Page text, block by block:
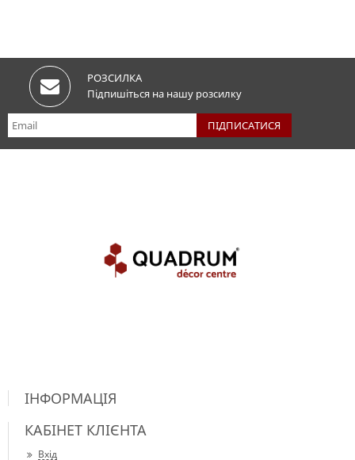
РОЗСИЛКА
Підпишіться на нашу розсилку
ІНФОРМАЦІЯ
КАБІНЕТ КЛІЄНТА
Вхід